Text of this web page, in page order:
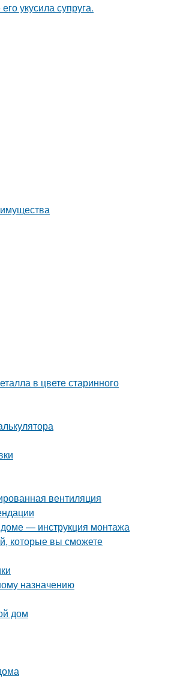
укусила супруга.
в цвете старинного
вентиляция
доме — инструкция монтажа
которые вы сможете
назначению
дом